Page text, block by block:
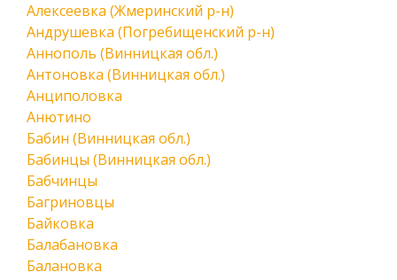
Алексеевка (Жмеринский р-н)
Андрушевка (Погребищенский р-н)
Аннополь (Винницкая обл.)
Антоновка (Винницкая обл.)
Анциполовка
Анютино
Бабин (Винницкая обл.)
Бабинцы (Винницкая обл.)
Бабчинцы
Багриновцы
Байковка
Балабановка
Балановка